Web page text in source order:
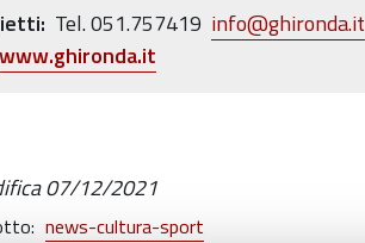
Tel.051.757419 info@ghironda.it
www.ghironda.it
07/12/2021
news-cultura-sport